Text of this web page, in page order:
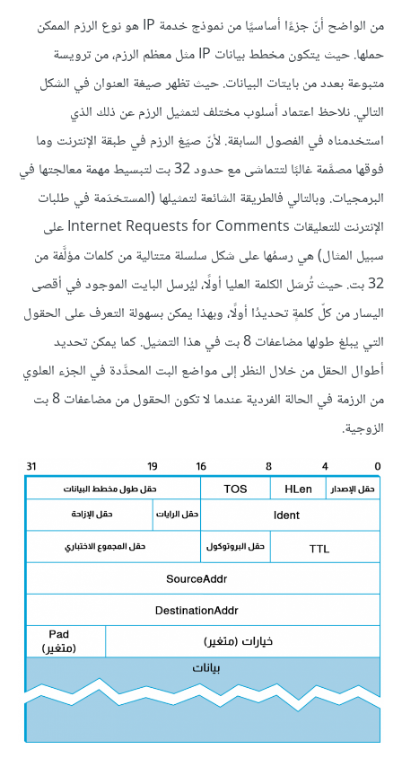
من الواضح أنّ جزءًا أساسيًا من نموذج خدمة IP هو نوع الرزم الممكن
حملها. حيث يتكون مخطط بيانات IP مثل معظم الرزم، من ترويسة
متبوعة بعدد من بايتات البيانات. حيث تظهر صيغة العنوان في الشكل
التالي. نلاحظ اعتماد أسلوب مختلف لتمثيل الرزم عن ذلك الذي
استخدمناه في الفصول السابقة. لأنّ صيَغ الرزم في طبقة الإنترنت وما
فوقها مصمَّمة غالبًا لتتماشى مع حدود 32 بت لتبسيط مهمة معالجتها في
البرمجيات. وبالتالي فالطريقة الشائعة لتمثيلها (المستخدَمة في طلبات
الإنترنت للتعليقات Internet Requests for Comments على
سبيل المثال) هي رسمُها على شكل سلسلة متتالية من كلمات مؤلَّفة من
32 بت. حيث تُرسَل الكلمة العليا أولًا، ليُرسل البايت الموجود في أقصى
اليسار من كلّ كلمةٍ تحديدُا أولًا، وبهذا يمكن بسهولة التعرف على الحقول
التي يبلغ طولها مضاعفات 8 بت في هذا التمثيل. كما يمكن تحديد
أطوال الحقل من خلال النظر إلى مواضع البت المحدَّدة في الجزء العلوي
من الرزمة في الحالة الفردية عندما لا تكون الحقول من مضاعفات 8 بت
الزوجية.